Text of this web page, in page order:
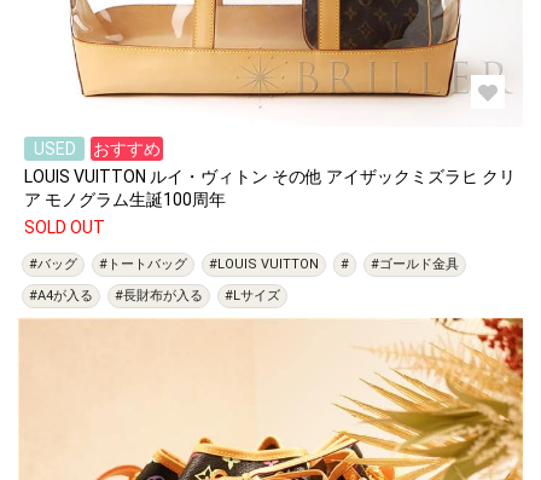
USED
おすすめ
LOUIS VUITTON ルイ・ヴィトン その他 アイザックミズラヒ クリ
ア モノグラム生誕100周年
SOLD OUT
#バッグ #トートバッグ #LOUIS VUITTON #
#ゴールド金具
#A4が入る
#長財布が入る #Lサイズ